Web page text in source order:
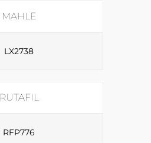
MAHLE
LX2738
RUTAFIL
RFP776